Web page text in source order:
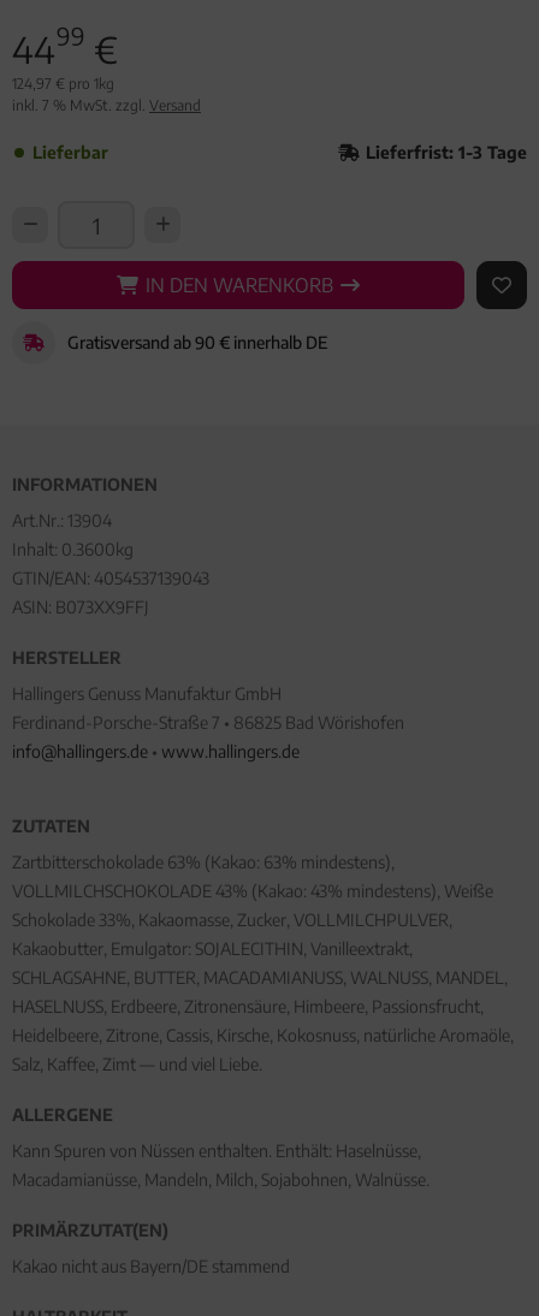
4499 €
124,97 € pro 1kg
inkl. 7 % MwSt. zzgl. Versand
Lieferbar Lieferfrist: 1-3 Tage
IN DEN WARENKORB
IN DEN WARENKORB AUF
Gratisversand ab 90 € innerhalb DE
INFORMATIONEN
Art.Nr.: 13904
Inhalt: 0.3600kg
GTIN/EAN: 4054537139043
ASIN: B073XX9FFJ
HERSTELLER
Hallingers Genuss Manufaktur GmbH
Ferdinand-Porsche-Straße 7 • 86825 Bad Wörishofen
info@hallingers.de • www.hallingers.de
ZUTATEN
Zartbitterschokolade 63% (Kakao: 63% mindestens),
VOLLMILCHSCHOKOLADE 43% (Kakao: 43% mindestens), Weiße
Schokolade 33%, Kakaomasse, Zucker, VOLLMILCHPULVER,
Kakaobutter, Emulgator: SOJALECITHIN, Vanilleextrakt,
SCHLAGSAHNE, BUTTER, MACADAMIANUSS, WALNUSS, MANDEL,
HASELNUSS, Erdbeere, Zitronensäure, Himbeere, Passionsfrucht,
Heidelbeere, Zitrone, Cassis, Kirsche, Kokosnuss, natürliche Aromaöle,
Salz, Kaffee, Zimt — und viel Liebe.
ALLERGENE
Kann Spuren von Nüssen enthalten. Enthält: Haselnüsse,
Macadamianüsse, Mandeln, Milch, Sojabohnen, Walnüsse.
PRIMÄRZUTAT(EN)
Kakao nicht aus Bayern/DE stammend